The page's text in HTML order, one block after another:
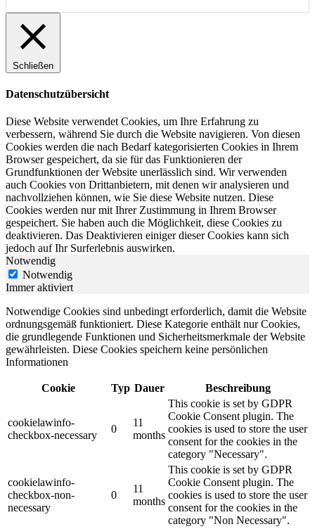
Schließen
Datenschutzübersicht
Diese Website verwendet Cookies, um Ihre Erfahrung zu
verbessern, während Sie durch die Website navigieren. Von diesen
Cookies werden die nach Bedarf kategorisierten Cookies in Ihrem
Browser gespeichert, da sie für das Funktionieren der
Grundfunktionen der Website unerlässlich sind. Wir verwenden
auch Cookies von Drittanbietern, mit denen wir analysieren und
nachvollziehen können, wie Sie diese Website nutzen. Diese
Cookies werden nur mit Ihrer Zustimmung in Ihrem Browser
gespeichert. Sie haben auch die Möglichkeit, diese Cookies zu
deaktivieren. Das Deaktivieren einiger dieser Cookies kann sich
jedoch auf Ihr Surferlebnis auswirken.
Notwendig
Notwendig
Immer aktiviert
Notwendige Cookies sind unbedingt erforderlich, damit die Website
ordnungsgemäß funktioniert. Diese Kategorie enthält nur Cookies,
die grundlegende Funktionen und Sicherheitsmerkmale der Website
gewährleisten. Diese Cookies speichern keine persönlichen
Informationen
Cookie Typ Dauer Beschreibung
cookielawinfo-
checkbox-necessary
0
11
months
This cookie is set by GDPR
Cookie Consent plugin. The
cookies is used to store the user
consent for the cookies in the
category "Necessary".
cookielawinfo-
checkbox-non-
necessary
0
11
months
This cookie is set by GDPR
Cookie Consent plugin. The
cookies is used to store the user
consent for the cookies in the
category "Non Necessary".